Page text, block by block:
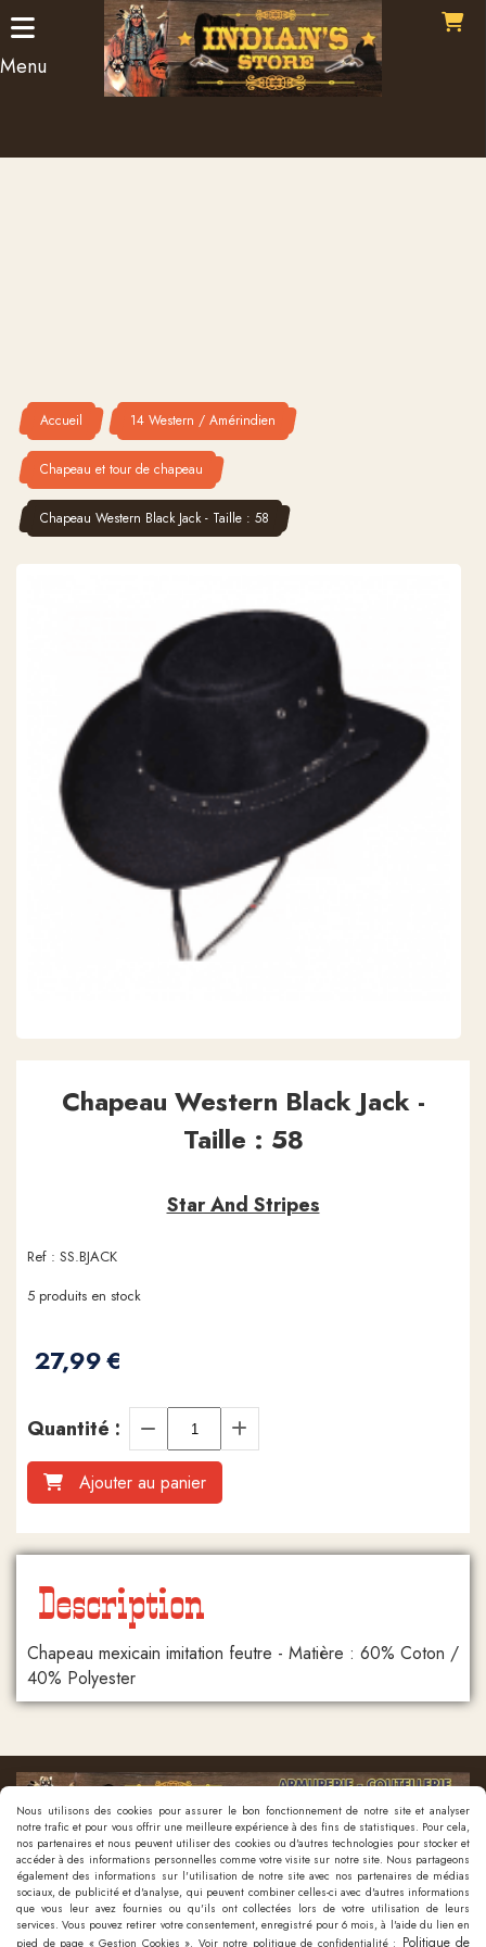
Menu
Accueil 14 Western / Amérindien
Chapeau et tour de chapeau
Chapeau Western Black Jack - Taille : 58
Chapeau Western Black Jack -
Taille : 58
Star And Stripes
Ref : SS.BJACK
27,99€
5 produits en stock
Quantité :
Ajouter au panier
Description
Chapeau mexicain imitation feutre - Matière : 60% Coton /
40% Polyester
Nous contacter
Panneau de gestion des cookies
Nous utilisons des cookies pour assurer le bon fonctionnement de notre site et analyser
notre trafic et pour vous offrir une meilleure expérience à des fins de statistiques. Pour cela,
nos partenaires et nous peuvent utiliser des cookies ou d'autres technologies pour stocker et
accéder à des informations personnelles comme votre visite sur notre site. Nous partageons
également des informations sur l'utilisation de notre site avec nos partenaires de médias
sociaux, de publicité et d'analyse, qui peuvent combiner celles-ci avec d'autres informations
que vous leur avez fournies ou qu'ils ont collectées lors de votre utilisation de leurs
services. Vous pouvez retirer votre consentement, enregistré pour 6 mois, à l'aide du lien en
pied de page « Gestion Cookies ». Voir notre politique de confidentialité : Politique de